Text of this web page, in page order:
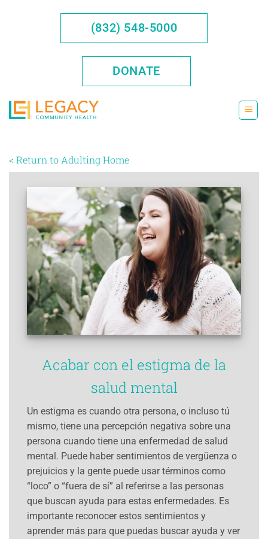
(832) 548-5000
DONATE
< Return to Adulting Home
Acabar con el estigma de la
salud mental
Un estigma es cuando otra persona, o incluso tú
mismo, tiene una percepción negativa sobre una
persona cuando tiene una enfermedad de salud
mental. Puede haber sentimientos de vergüenza o
prejuicios y la gente puede usar términos como
“loco” o “fuera de sí” al referirse a las personas
que buscan ayuda para estas enfermedades. Es
importante reconocer estos sentimientos y
aprender más para que puedas buscar ayuda y ver